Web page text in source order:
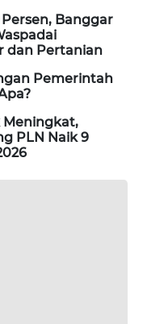
Banggar
dan Pertanian
Pemerintah
Meningkat,
PLN Naik 9